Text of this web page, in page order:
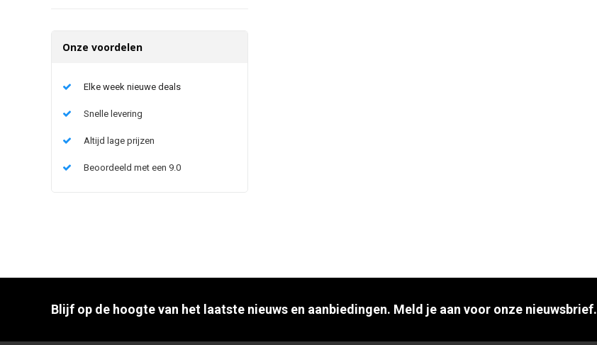
Onze voordelen
Elke week nieuwe deals
Snelle levering
Altijd lage prijzen
Beoordeeld met een 9.0
Blijf op de hoogte van het laatste nieuws en aanbiedingen. Meld je aan voor onze nieuwsbrief.